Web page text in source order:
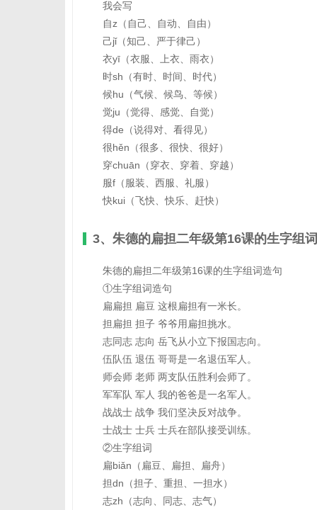
我会写
自z（自己、自动、自由）
己jǐ（知己、严于律己）
衣yī（衣服、上衣、雨衣）
时sh（有时、时间、时代）
候hu（气候、候鸟、等候）
觉ju（觉得、感觉、自觉）
得de（说得对、看得见）
很hěn（很多、很快、很好）
穿chuān（穿衣、穿着、穿越）
服f（服装、西服、礼服）
快kui（飞快、快乐、赶快）
3、朱德的扁担二年级第16课的生字组
朱德的扁担二年级第16课的生字组词造句
①生字组词造句
扁扁担 扁豆 这根扁担有一米长。
担扁担 担子 爷爷用扁担挑水。
志同志 志向 岳飞从小立下报国志向。
伍队伍 退伍 哥哥是一名退伍军人。
师会师 老师 两支队伍胜利会师了。
军军队 军人 我的爸爸是一名军人。
战战士 战争 我们坚决反对战争。
士战士 士兵 士兵在部队接受训练。
②生字组词
扁biǎn（扁豆、扁担、扁舟）
担dn（担子、重担、一担水）
志zh（志向、同志、志气）